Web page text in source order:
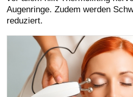
Augenringe. Zudem werden
reduziert.